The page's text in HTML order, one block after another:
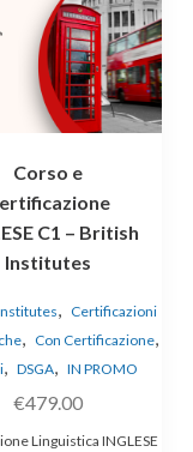
Corso e
C1 – British
Institutes
, Certificazioni
, Con Certificazione,
, DSGA, IN PROMO
€479.00
Linguistica INGLESE